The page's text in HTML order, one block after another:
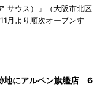
サウス）」（大阪市北区
月より順次オープンす
地にアルペン旗艦店 6